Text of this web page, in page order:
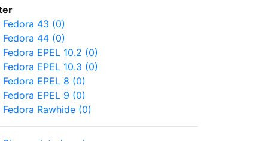
Fedora 43 (0)
Fedora 44 (0)
Fedora EPEL 10.2 (0)
Fedora EPEL 10.3 (0)
Fedora EPEL 8 (0)
Fedora EPEL 9 (0)
Fedora Rawhide (0)